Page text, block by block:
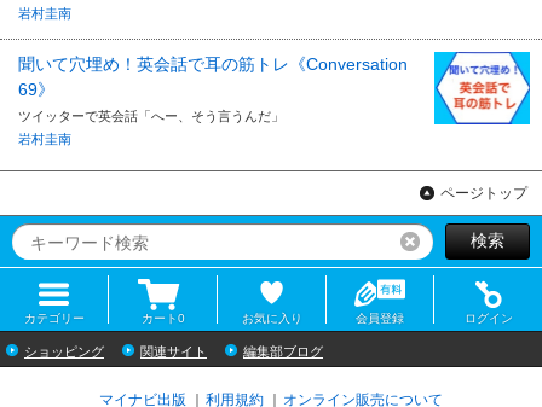
岩村圭南
聞いて穴埋め！英会話で耳の筋トレ《Conversation
69》
ツイッターで英会話「へー、そう言うんだ」
岩村圭南
ページトップ
リセット検索
カテゴリー カート0 お気に入り 会員登録 ログイン
ショッピング 関連サイト 編集部ブログ
マイナビ出版 利用規約 オンライン販売について